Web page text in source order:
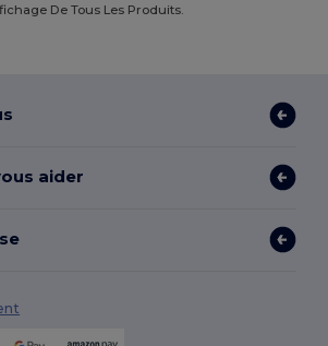
De Tous Les Produits.
aider